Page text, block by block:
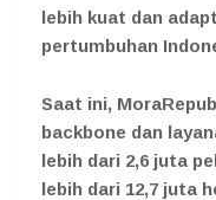
lebih kuat dan
pertumbuhan
Saat ini,
backbone dan
lebih dari 2,6 juta
lebih dari 12,7 juta